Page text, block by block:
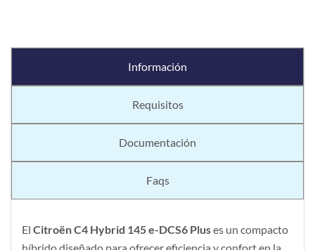
Información
Requisitos
Documentación
Faqs
El Citroën C4 Hybrid 145 e-DCS6 Pluses un compacto